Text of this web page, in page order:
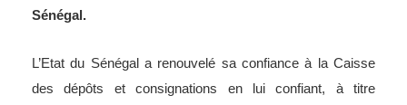
Sénégal.
L’Etat du Sénégal a renouvelé sa confiance à la Caisse
des dépôts et consignations en lui confiant, à titre